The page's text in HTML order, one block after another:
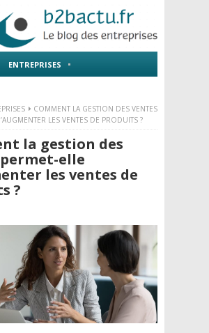
ENTREPRISES
COMMENT LA GESTION DES VENTES
LES VENTES DE PRODUITS ?
la gestion des
elle
les ventes de
?